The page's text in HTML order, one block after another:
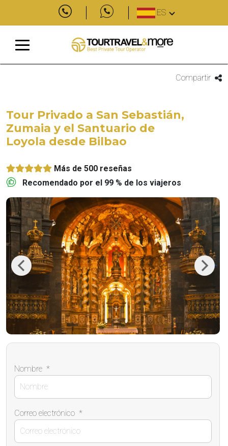
ES
Compartir
Tour Privado a San Sebastián,
Zumaia y el Santuario de
Loyola desde Bilbao
Más de 500 reseñas
Recomendado por el 99 % de los viajeros
Previous Next
Nombre *
Correo electrónico *